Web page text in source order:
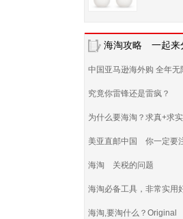
海淘攻略 一起来
中国亚马逊海外购 全年无
究竟你雷锋还是雷疯？
为什么要海淘？求真+求实
美亚直邮中国 你一定要
海淘 关税的问题
海淘必备工具，非常实用
海淘,要淘什么？Original